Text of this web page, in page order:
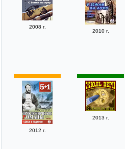
2008 г.
2010 г.
2012 г.
2013 г.